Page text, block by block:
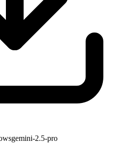
gemini-2.5-pro